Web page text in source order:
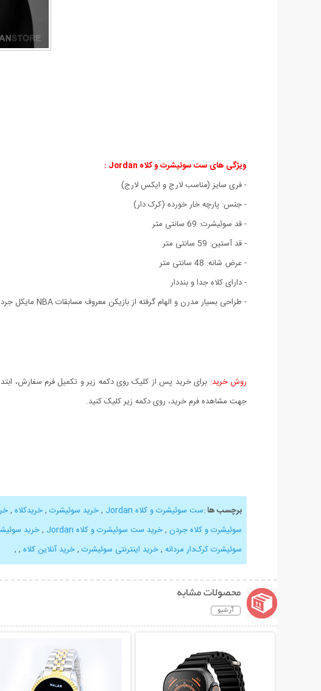
ویژگی های ست سوئیشرت و کلاه Jordan
:
- فری سایز (مناسب لارج و ایکس لارج)
- جنس: پارچه خار خورده (کرک دار)
- قد سوئیشرت: 69 سانتی متر
- قد آستین: 59 سانتی متر
- عرض شانه: 48 سانتی متر
- دارای کلاه جدا و بنددار
- طراحی بسیار مدرن و الهام گرفته از بازیکن معروف مسابقات NBA مایکل جردن
روش خرید: برای خرید پس از کلیک روی دکمه زیر و تکمیل فرم سفارش،
جهت مشاهده فرم خرید، روی دکمه زیر کلیک کنید.
برچسب ها:ست سوئیشرت و کلاه Jordan ,خرید سوئیشرت ,خریدکلاه ,
سوئیشرت و کلاه جردن ,خرید ست سوئیشرت و کلاه Jordan ,خرید
سوئیشرت کرک‌دار مردانه ,خرید اینترنتی سوئیشرت ,خرید آنلاین کلاه ,
,
محصولات مشابه
آرشیو